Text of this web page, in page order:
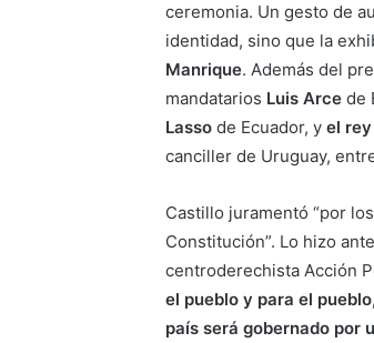
ceremonia. Un gesto de
identidad, sino que la
Manrique. Además del
mandatarios Luis Arce de
Lasso de Ecuador, y el rey
canciller de Uruguay,
Castillo juramentó “por
Constitución”. Lo hizo
centroderechista Acción
el pueblo y para el
país será gobernado por